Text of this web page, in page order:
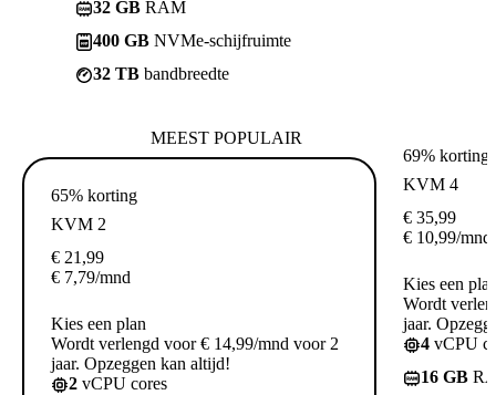
32 GB RAM
400 GB NVMe-schijfruimte
32 TB bandbreedte
MEEST POPULAIR
65% korting
KVM 2
€ 21,99
€ 7,79/mnd
Kies een plan
Wordt verlengd voor € 14,99/mnd voor 2
jaar. Opzeggen kan altijd!
2 vCPU cores
69% korting
KVM 4
€ 35,99
€ 10,99/mnd
Kies een
Wordt
jaar.
4 vCPU
16 GB